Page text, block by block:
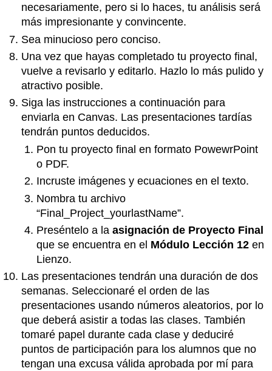
necesariamente, pero si lo haces, tu análisis será
más impresionante y convincente.
Sea minucioso pero conciso.
Una vez que hayas completado tu proyecto final,
vuelve a revisarlo y editarlo. Hazlo lo más pulido y
atractivo posible.
Siga las instrucciones a continuación para
enviarla en Canvas. Las presentaciones tardías
tendrán puntos deducidos.
Pon tu proyecto final en formato PowewrPoint
o PDF.
Incruste imágenes y ecuaciones en el texto.
Nombra tu archivo
“Final_Project_yourlastName”.
Preséntelo a la asignación de Proyecto Final
que se encuentra en el Módulo Lección 12en
Lienzo.
Las presentaciones tendrán una duración de dos
semanas. Seleccionaré el orden de las
presentaciones usando números aleatorios, por lo
que deberá asistir a todas las clases. También
tomaré papel durante cada clase y deduciré
puntos de participación para los alumnos que no
tengan una excusa válida aprobada por mí para